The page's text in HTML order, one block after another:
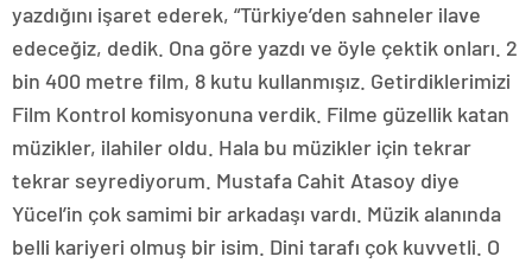
yazdığını işaret ederek, “Türkiye’den sahneler ilave
edeceğiz, dedik. Ona göre yazdı ve öyle çektik onları. 2
bin 400 metre film, 8 kutu kullanmışız. Getirdiklerimizi
Film Kontrol komisyonuna verdik. Filme güzellik katan
müzikler, ilahiler oldu. Hala bu müzikler için tekrar
tekrar seyrediyorum. Mustafa Cahit Atasoy diye
Yücel’in çok samimi bir arkadaşı vardı. Müzik alanında
belli kariyeri olmuş bir isim. Dini tarafı çok kuvvetli. O